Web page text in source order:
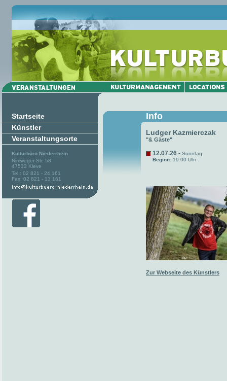
Startseite
Künstler
Veranstaltungsorte
Kulturbüro Niederrhein
Nimweger Str. 58
47533 Kleve
Tel.: 02 821 - 24 161
Fax: 02 821 - 13 161
Info
Ludger Kazmierczak
"& Gäste"
12.07.26 - Sonntag
Beginn: 19:00 Uhr
Zur Webseite des Künstlers